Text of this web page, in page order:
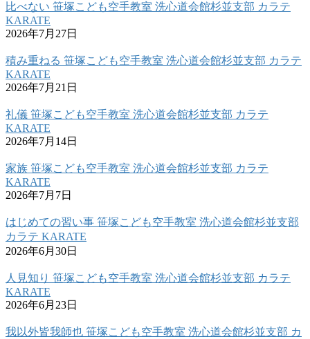
比べない 笹塚こども空手教室 洗心道会館杉並支部 カラテ
KARATE
2026年7月27日
積み重ねる 笹塚こども空手教室 洗心道会館杉並支部 カラテ
KARATE
2026年7月21日
礼儀 笹塚こども空手教室 洗心道会館杉並支部 カラテ
KARATE
2026年7月14日
家族 笹塚こども空手教室 洗心道会館杉並支部 カラテ
KARATE
2026年7月7日
はじめての習い事 笹塚こども空手教室 洗心道会館杉並支部
カラテ KARATE
2026年6月30日
人見知り 笹塚こども空手教室 洗心道会館杉並支部 カラテ
KARATE
2026年6月23日
我以外皆我師也 笹塚こども空手教室 洗心道会館杉並支部 カ